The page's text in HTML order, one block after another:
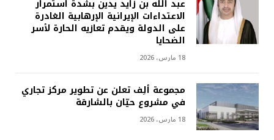
عبد الله بن زايد يدين بشدة استمرار
الاعتداءات الإيرانية الإرهابية الغادرة
على الدولة ويقدم تعازيه الحارة لأسر
الضحايا
18 مارس، 2026
مجموعة ألِف تعلن عن تطوير مركز تجاري
في مشروع حيّان بالشارقة
18 مارس، 2026